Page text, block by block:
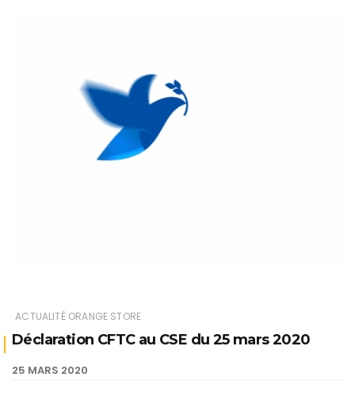
ACTUALITÉ ORANGE STORE
Déclaration CFTC au CSE du 25 mars 2020
25 MARS 2020